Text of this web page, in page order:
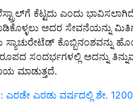
ಕೆಟ್ಟದು ಎಂದು
ಅದರ ಸೇವನೆಯನ್ನು
ಕೊಬ್ಬಿನಂಶವನ್ನು
ಸಂದರ್ಭಗಳಲ್ಲಿ ಅದನ್ನು
ಮಾಡುತ್ತದೆ.
ಎರಡು ವರ್ಷದಲ್ಲಿ ಶೇ.